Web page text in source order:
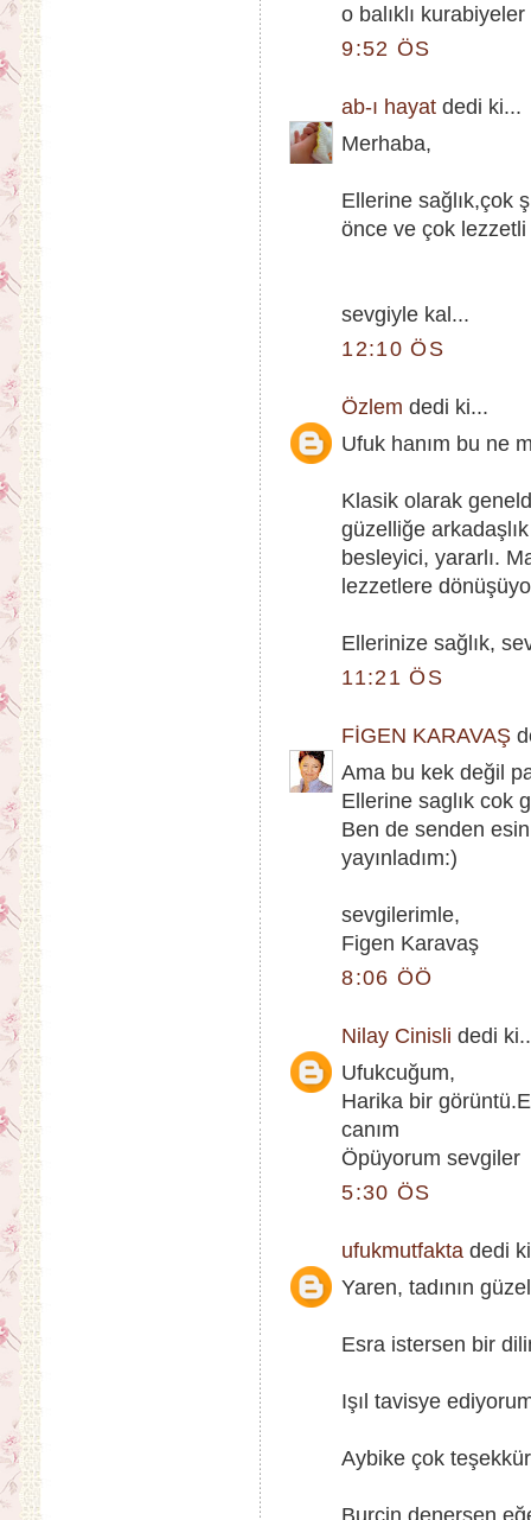
o balıklı
9:52 ÖS
ab-ı hayat dedi ki...
Merhaba,
Ellerine sağlık,çok
önce ve çok
sevgiyle kal...
12:10 ÖS
Özlem dedi ki...
Ufuk hanım bu ne
Klasik olarak
güzelliğe
besleyici, yararlı.
lezzetlere
Ellerinize sağlık,
11:21 ÖS
FİGEN KARAVAŞ
Ama bu kek değil
Ellerine saglık cok
Ben de senden
yayınladım:)
sevgilerimle,
Figen Karavaş
8:06 ÖÖ
Nilay Cinisli dedi
Ufukcuğum,
Harika bir
canım
Öpüyorum sevgiler
5:30 ÖS
ufukmutfakta dedi
Yaren, tadının
Esra istersen bir
Işıl tavisye
Aybike çok
Burçin denersen